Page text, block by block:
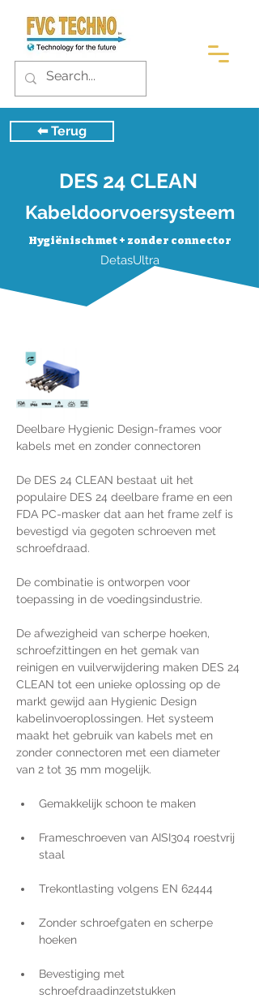
⬅︎ Terug
DES 24 CLEAN
Kabeldoorvoersysteem
Hygiënisch met + zonder connector
DetasUltra
Deelbare Hygienic Design-frames voor
kabels met en zonder connectoren
De DES 24 CLEAN bestaat uit het
populaire DES 24 deelbare frame en een
FDA PC-masker dat aan het frame zelf is
bevestigd via gegoten schroeven met
schroefdraad.
De combinatie is ontworpen voor
toepassing in de voedingsindustrie.
De afwezigheid van scherpe hoeken,
schroefzittingen en het gemak van
reinigen en vuilverwijdering maken DES 24
CLEAN tot een unieke oplossing op de
markt gewijd aan Hygienic Design
kabelinvoeroplossingen. Het systeem
maakt het gebruik van kabels met en
zonder connectoren met een diameter
van 2 tot 35 mm mogelijk.
Gemakkelijk schoon te maken
Frameschroeven van AISI304 roestvrij
staal
Trekontlasting volgens EN 62444
Zonder schroefgaten en scherpe
hoeken
Bevestiging met
schroefdraadinzetstukken